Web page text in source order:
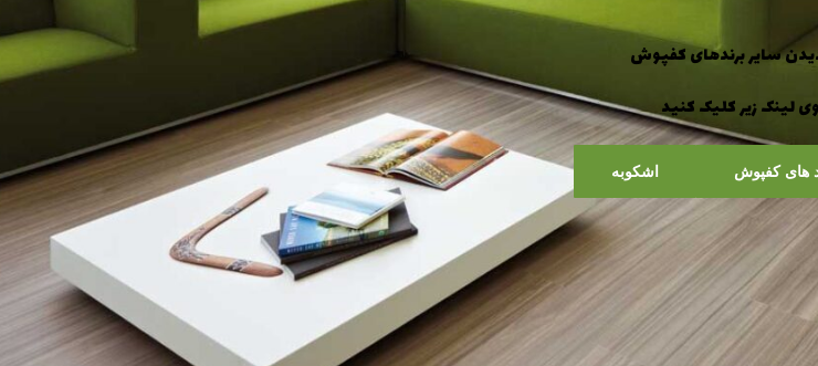
سایر برندهای کفپوش
لینک زیر کلیک کنید
های کفپوش اشکوبه